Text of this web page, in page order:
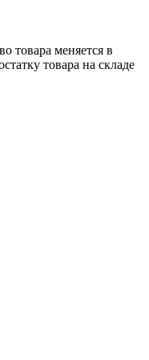
товара меняется в
товара на складе